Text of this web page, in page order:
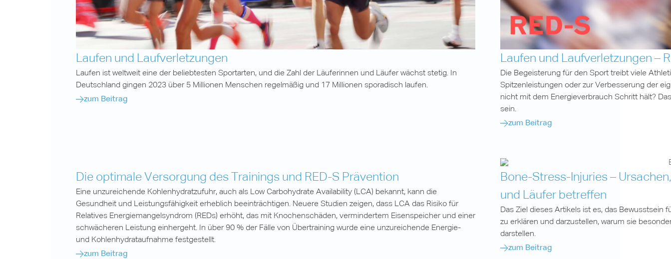
Laufen und Laufverletzungen
Laufen ist weltweit eine der beliebtesten Sportarten, und die Zahl der Läuferinnen und Läufer wächst stetig. In
Deutschland gingen 2023 über 5 Millionen Menschen regelmäßig und 17 Millionen sporadisch laufen.
zum Beitrag
Laufen und Laufverletzungen –
Die Begeisterung für den Sport treibt viele
Spitzenleistungen oder zur Verbesserung der
nicht mit dem Energieverbrauch Schritt hält?
sein.
zum Beitrag
Die optimale Versorgung des Trainings und RED-S Prävention
Eine unzureichende Kohlenhydratzufuhr, auch als Low Carbohydrate Availability (LCA) bekannt, kann die
Gesundheit und Leistungsfähigkeit erheblich beeinträchtigen. Neuere Studien zeigen, dass LCA das Risiko für
Relatives Energiemangelsyndrom (REDs) erhöht, das mit Knochenschäden, vermindertem Eisenspeicher und einer
schwächeren Leistung einhergeht. In über 90 % der Fälle von Übertraining wurde eine unzureichende Energie-
und Kohlenhydrataufnahme festgestellt.
zum Beitrag
Bone-Stress-Injuries –
und Läufer betreffen
Das Ziel dieses Artikels ist es, das Bewusstsein
zu erklären und darzustellen, warum sie
darstellen.
zum Beitrag